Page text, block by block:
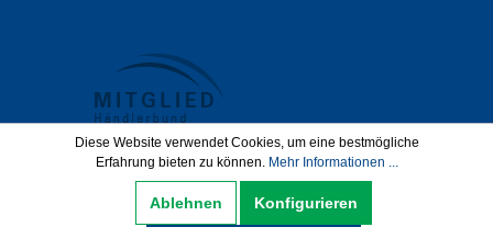
Datenschutz AGB
Impressum
Diese Website verwendet Cookies, um eine bestmögliche
Erfahrung bieten zu können. Mehr Informationen ...
Ablehnen Konfigurieren